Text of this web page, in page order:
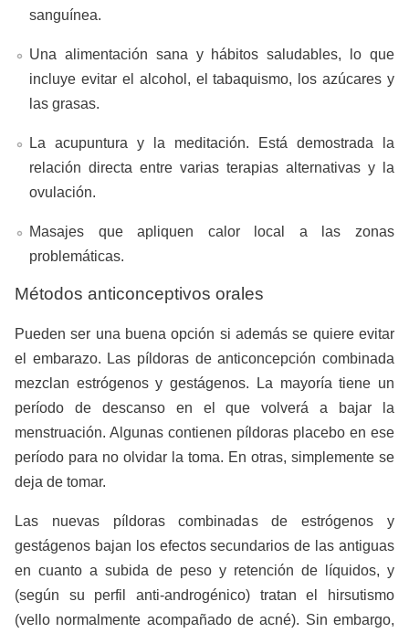
sanguínea.
Una alimentación sana y hábitos saludables, lo que
incluye evitar el alcohol, el tabaquismo, los azúcares y
las grasas.
La acupuntura y la meditación. Está demostrada la
relación directa entre varias terapias alternativas y la
ovulación.
Masajes que apliquen calor local a las zonas
problemáticas.
Métodos anticonceptivos orales
Pueden ser una buena opción si además se quiere evitar
el embarazo. Las píldoras de anticoncepción combinada
mezclan estrógenos y gestágenos. La mayoría tiene un
período de descanso en el que volverá a bajar la
menstruación. Algunas contienen píldoras placebo en ese
período para no olvidar la toma. En otras, simplemente se
deja de tomar.
Las nuevas píldoras combinadas de estrógenos y
gestágenos bajan los efectos secundarios de las antiguas
en cuanto a subida de peso y retención de líquidos, y
(según su perfil anti-androgénico) tratan el hirsutismo
(vello normalmente acompañado de acné). Sin embargo,